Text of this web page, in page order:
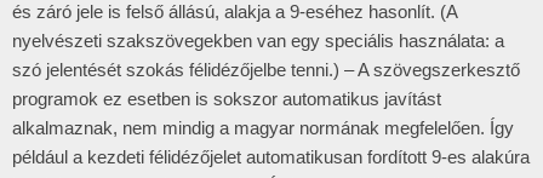
és záró jele is felső állású, alakja a 9-eséhez hasonlít. (A
nyelvészeti szakszövegekben van egy speciális használata: a
szó jelentését szokás félidézőjelbe tenni.) – A szövegszerkesztő
programok ez esetben is sokszor automatikus javítást
alkalmaznak, nem mindig a magyar normának megfelelően. Így
például a kezdeti félidézőjelet automatikusan fordított 9-es alakúra